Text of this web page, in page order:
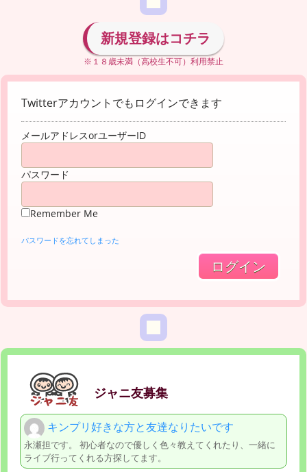
新規登録はコチラ
※１８歳未満（高校生不可）利用禁止
Twitterアカウントでもログインできます
メールアドレスorユーザーID
パスワード
Remember Me
パスワードを忘れてしまった
ジャニ友募集
キンプリ好きな方と友達なりたいです
永瀬担です。 初心者なので優しく色々教えてくれたり、一緒に
ライブ行ってくれる方探してます。